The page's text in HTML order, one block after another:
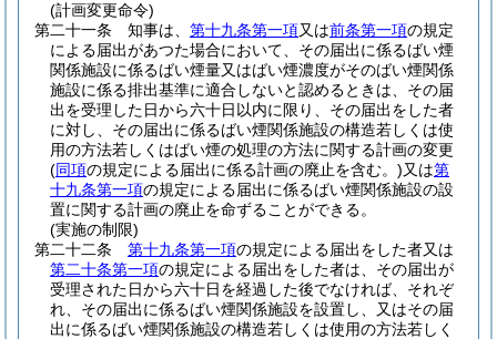
(計画変更命令)
第二十一条
知事は、 第十九条第一項又は前条第一項の規定
による届出があつた場合において、その届出に係るばい煙
関係施設に係るばい煙量又はばい煙濃度がそのばい煙関係
施設に係る排出基準に適合しないと認めるときは、その届
出を受理した日から六十日以内に限り、その届出をした者
に対し、その届出に係るばい煙関係施設の構造若しくは使
用の方法若しくはばい煙の処理の方法に関する計画の変更
(同項の規定による届出に係る計画の廃止を含む。)又は第
十九条第一項の規定による届出に係るばい煙関係施設の設
置に関する計画の廃止を命ずることができる。
(実施の制限)
第二十二条
第十九条第一項の規定による届出をした者又は
第二十条第一項の規定による届出をした者は、その届出が
受理された日から六十日を経過した後でなければ、それぞ
れ、その届出に係るばい煙関係施設を設置し、又はその届
出に係るばい煙関係施設の構造若しくは使用の方法若しく